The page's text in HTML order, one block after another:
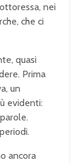
nei
che ci
quasi
Prima
un
evidenti:
ancora